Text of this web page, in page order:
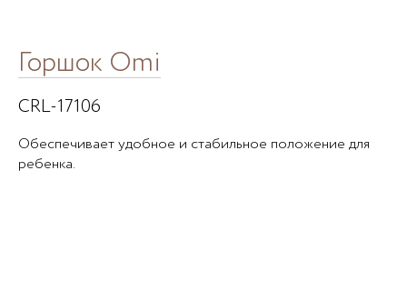
Горшок Omi
CRL-17106
Обеспечивает удобное и стабильное положение для
ребенка.